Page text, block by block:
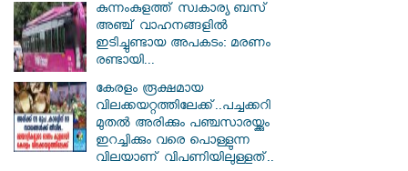
കുന്നംകുളത്ത് സ്വകാര്യ ബസ്
അഞ്ച് വാഹനങ്ങളിൽ
ഇടിച്ചുണ്ടായ അപകടം: മരണം
രണ്ടായി...
കേരളം രൂക്ഷമായ
വിലക്കയറ്റത്തിലേക്ക്..പച്ചക്കറി
മുതൽ അരിക്കും പഞ്ചസാരയ്ക്കും
ഇറച്ചിക്കും വരെ പൊള്ളുന്ന
വിലയാണ് വിപണിയിലുള്ളത്..